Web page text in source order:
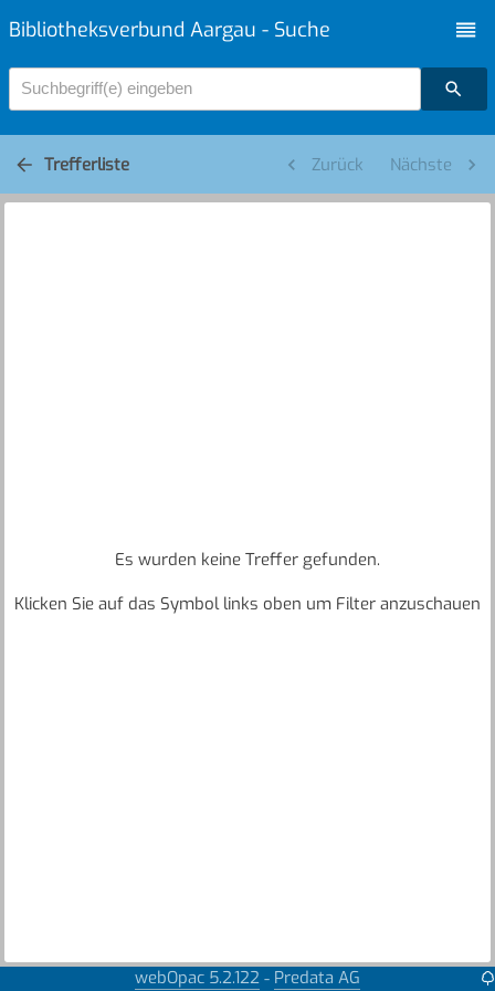
Bibliotheksverbund Aargau - Suche
Suchbegriff(e) eingeben
Trefferliste Zurück Nächste
Es wurden keine Treffer gefunden.
Klicken Sie auf das Symbol links oben um Filter anzuschauen
webOpac 5.2.122 - Predata AG